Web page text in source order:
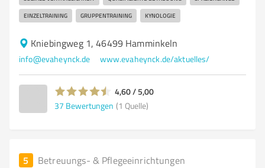
EINZELTRAINING GRUPPENTRAINING KYNOLOGIE
Kniebingweg 1, 46499 Hamminkeln
info@evaheynck.de www.evaheynck.de/aktuelles/
4,60 / 5,00
37 Bewertungen (1 Quelle)
5 Betreuungs- & Pflegeeinrichtungen